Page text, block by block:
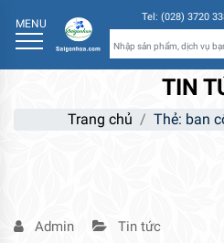
MENU Tel: (028) 3720
TIN
Trang chủ Thẻ: ban
Admin Tin tức